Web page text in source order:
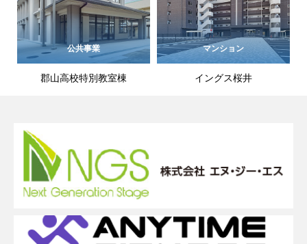
公共事業
郡山高校特別教室棟
マンション
イングス桜井